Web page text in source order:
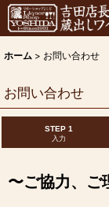
ホーム > お問い合わせ
お問い合わせ
STEP 1
入力
〜ご協力、ご